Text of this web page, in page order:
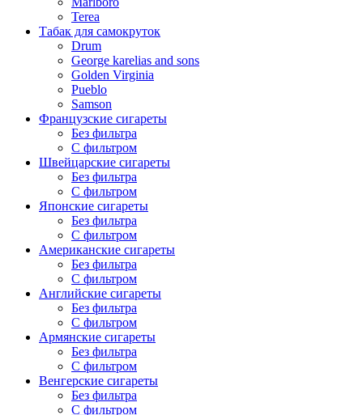
Terea
Табак для самокруток
Drum
George karelias and sons
Golden Virginia
Pueblo
Samson
Французские сигареты
Без фильтра
С фильтром
Швейцарские сигареты
Без фильтра
С фильтром
Японские сигареты
Без фильтра
С фильтром
Американские сигареты
Без фильтра
С фильтром
Английские сигареты
Без фильтра
С фильтром
Армянские сигареты
Без фильтра
С фильтром
Венгерские сигареты
Без фильтра
С фильтром